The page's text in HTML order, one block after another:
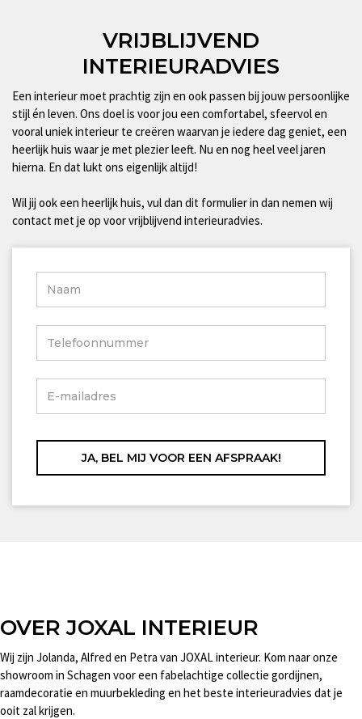
VRIJBLIJVEND
INTERIEURADVIES
Een interieur moet prachtig zijn en ook passen bij jouw persoonlijke
stijl én leven. Ons doel is voor jou een comfortabel, sfeervol en
vooral uniek interieur te creëren waarvan je iedere dag geniet, een
heerlijk huis waar je met plezier leeft. Nu en nog heel veel jaren
hierna. En dat lukt ons eigenlijk altijd!
Wil jij ook een heerlijk huis, vul dan dit formulier in dan nemen wij
contact met je op voor vrijblijvend interieuradvies.
OVER JOXAL INTERIEUR
Wij zijn Jolanda, Alfred en Petra van JOXAL interieur. Kom naar onze
showroom in Schagen voor een fabelachtige collectie gordijnen,
raamdecoratie en muurbekleding en het beste interieuradvies dat je
ooit zal krijgen.